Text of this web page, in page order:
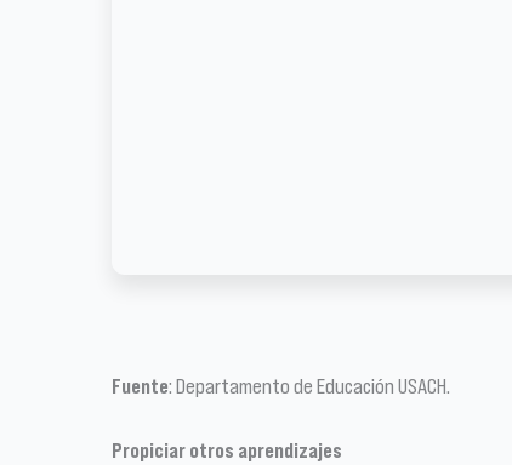
Fuente: Departamento de Educación USACH.
Propiciar otros aprendizajes